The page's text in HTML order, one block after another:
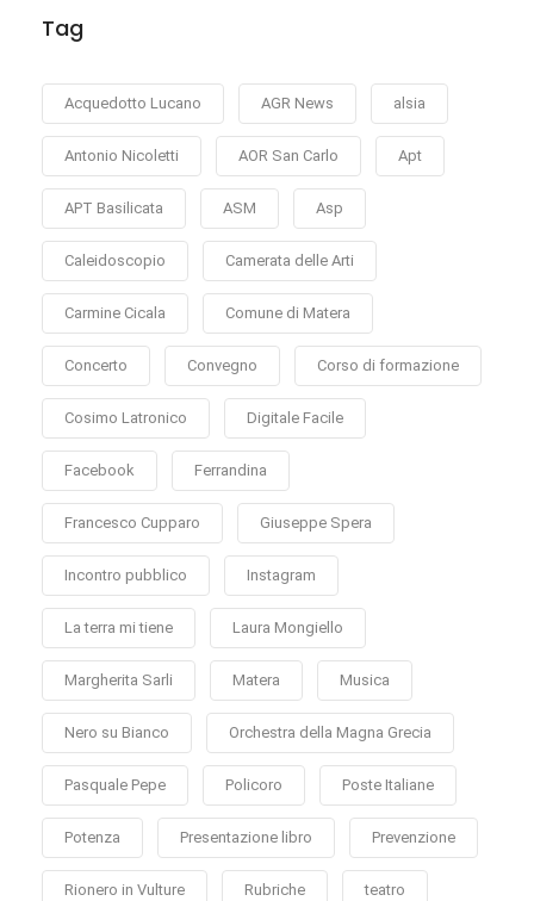
Tag
Acquedotto Lucano AGR News alsia
Antonio Nicoletti AOR San Carlo Apt
APT Basilicata ASM Asp
Caleidoscopio Camerata delle Arti
Carmine Cicala Comune di Matera
Concerto Convegno Corso di formazione
Cosimo Latronico Digitale Facile
Facebook Ferrandina
Francesco Cupparo Giuseppe Spera
Incontro pubblico Instagram
La terra mi tiene Laura Mongiello
Margherita Sarli Matera Musica
Nero su Bianco Orchestra della Magna Grecia
Pasquale Pepe Policoro Poste Italiane
Potenza Presentazione libro Prevenzione
Rionero in Vulture Rubriche teatro